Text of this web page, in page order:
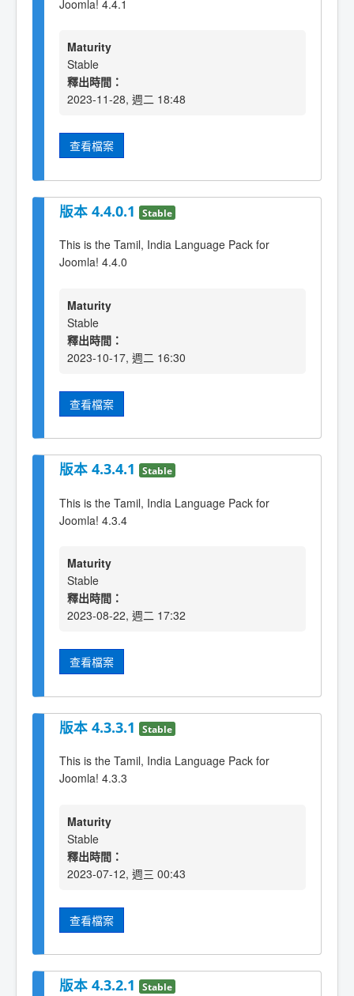
Joomla! 4.4.1
Maturity
Stable
釋出時間：
2023-11-28, 週二 18:48
查看檔案
版本 4.4.0.1 Stable
This is the Tamil, India Language Pack for
Joomla! 4.4.0
Maturity
Stable
釋出時間：
2023-10-17, 週二 16:30
查看檔案
版本 4.3.4.1 Stable
This is the Tamil, India Language Pack for
Joomla! 4.3.4
Maturity
Stable
釋出時間：
2023-08-22, 週二 17:32
查看檔案
版本 4.3.3.1 Stable
This is the Tamil, India Language Pack for
Joomla! 4.3.3
Maturity
Stable
釋出時間：
2023-07-12, 週三 00:43
查看檔案
版本 4.3.2.1 Stable